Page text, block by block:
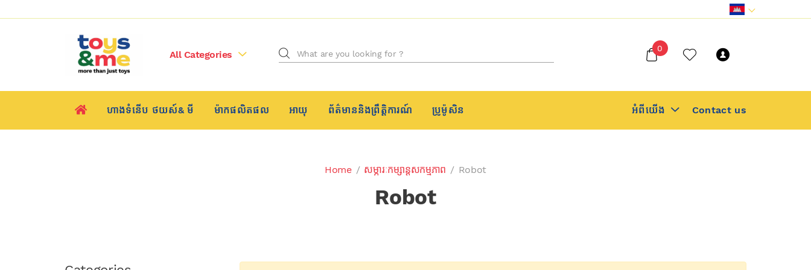
All Categories
Search for:
0
ហាងទំនើប​​ ថយស៍& មី ម៉ាកផលិតផល អាយុ ព័ត៌មាននិងព្រឹត្តិការណ៍ ប្រូម៉ូសិន អំពីយើង Contact us
Home / សម្ភារៈកម្សាន្តសកម្មភាព / Robot
Robot